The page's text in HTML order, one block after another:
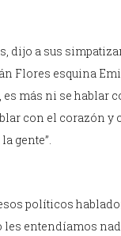
dijo a sus
Flores esquina
es más ni se hablar
con el corazón y
gente”.
políticos
entendíamos